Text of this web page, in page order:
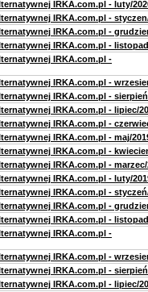
IRKA.com.pl - luty/
IRKA.com.pl -
IRKA.com.pl -
IRKA.com.pl -
IRKA.com.pl -
IRKA.com.pl -
IRKA.com.pl -
IRKA.com.pl - lipiec/
IRKA.com.pl -
IRKA.com.pl - maj/
IRKA.com.pl -
IRKA.com.pl - marzec/
IRKA.com.pl - luty/
IRKA.com.pl -
IRKA.com.pl -
IRKA.com.pl -
IRKA.com.pl -
IRKA.com.pl -
IRKA.com.pl -
IRKA.com.pl - lipiec/